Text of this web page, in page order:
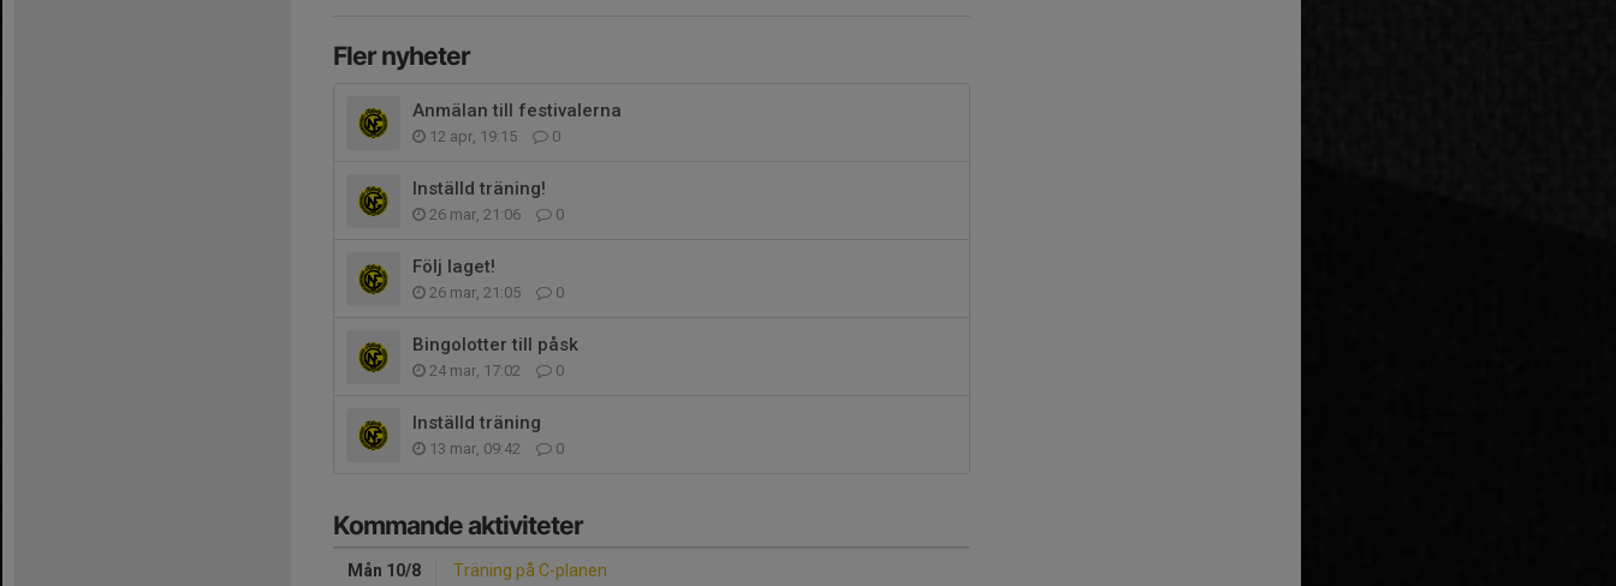
Fler nyheter
Anmälan till festivalerna
12 apr, 19:15 0
Inställd träning!
26 mar, 21:06 0
Följ laget!
26 mar, 21:05 0
Bingolotter till påsk
24 mar, 17:02 0
Inställd träning
13 mar, 09:42 0
Kommande aktiviteter
Mån 10/8 Träning på C-planen